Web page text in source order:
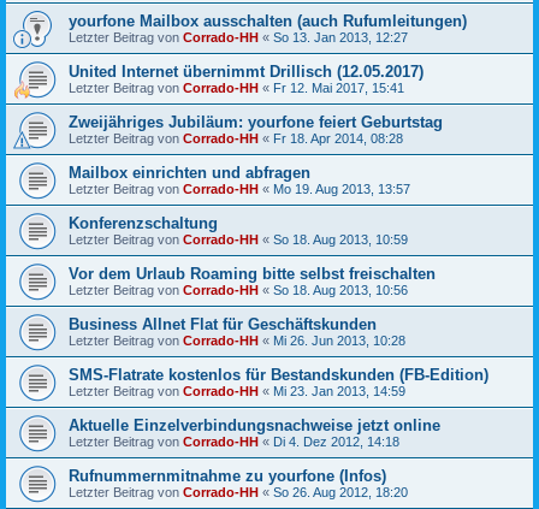
yourfone Mailbox ausschalten (auch Rufumleitungen)
Letzter Beitrag von Corrado-HH « So 13. Jan 2013, 12:27
United Internet übernimmt Drillisch (12.05.2017)
Letzter Beitrag von Corrado-HH « Fr 12. Mai 2017, 15:41
Zweijähriges Jubiläum: yourfone feiert Geburtstag
Letzter Beitrag von Corrado-HH « Fr 18. Apr 2014, 08:28
Mailbox einrichten und abfragen
Letzter Beitrag von Corrado-HH « Mo 19. Aug 2013, 13:57
Konferenzschaltung
Letzter Beitrag von Corrado-HH « So 18. Aug 2013, 10:59
Vor dem Urlaub Roaming bitte selbst freischalten
Letzter Beitrag von Corrado-HH « So 18. Aug 2013, 10:56
Business Allnet Flat für Geschäftskunden
Letzter Beitrag von Corrado-HH « Mi 26. Jun 2013, 10:28
SMS-Flatrate kostenlos für Bestandskunden (FB-Edition)
Letzter Beitrag von Corrado-HH « Mi 23. Jan 2013, 14:59
Aktuelle Einzelverbindungsnachweise jetzt online
Letzter Beitrag von Corrado-HH « Di 4. Dez 2012, 14:18
Rufnummernmitnahme zu yourfone (Infos)
Letzter Beitrag von Corrado-HH « So 26. Aug 2012, 18:20